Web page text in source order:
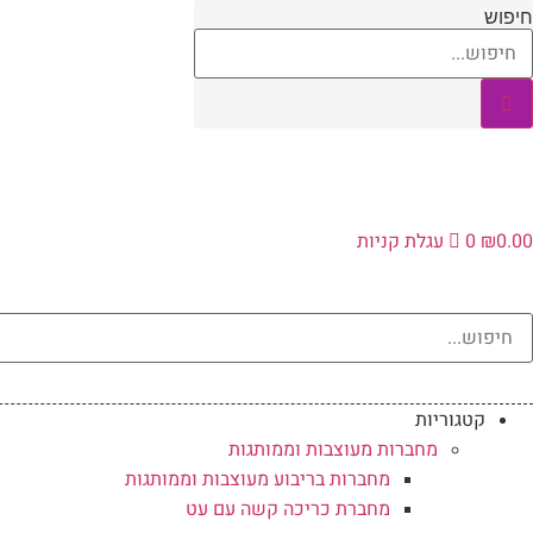
דלג
לתוכן
חיפוש
₪0.00
0 עגלת קניות
קטגוריות
מחברות מעוצבות וממותגות
מחברות בריבוע מעוצבות וממותגות
מחברת כריכה קשה עם עט